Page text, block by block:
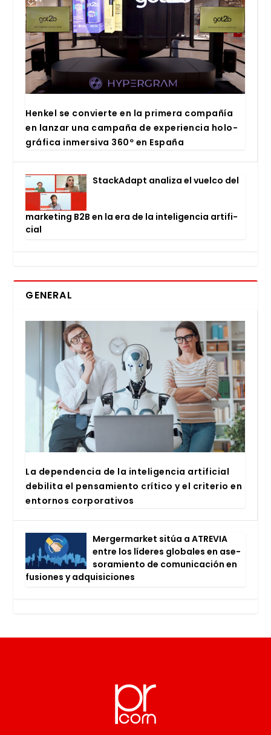
Hen­kel se con­vier­te en la pri­me­ra com­pa­ñía
en lan­zar una cam­pa­ña de expe­rien­cia holo­
grá­fi­ca inmer­si­va 360º en Espa­ña
Stac­kA­dapt ana­li­za el vuel­co del
mar­ke­ting B2B en la era de la inte­li­gen­cia arti­fi­
cial
GENERAL
La depen­den­cia de la inte­li­gen­cia arti­fi­cial
debi­li­ta el pen­sa­mien­to crí­ti­co y el cri­te­rio en
entor­nos cor­po­ra­ti­vos
Mer­ger­mar­ket sitúa a ATRE­VIA
entre los líde­res glo­ba­les en ase­
so­ra­mien­to de comu­ni­ca­ción en
fusio­nes y adqui­si­cio­nes